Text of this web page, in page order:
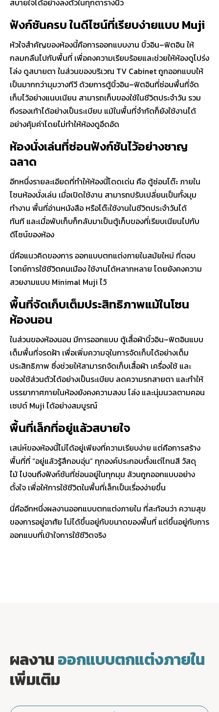
สบายใจได้อย่างลงตัวในทุกตารางนิ้ว
ฟังก์ชันครบ ในดีไซน์ที่เรียบง่ายแบบ Muji
หัวใจสำคัญของห้องนี้คือการออกแบบงาน บิ้วอิน–ฟิตอิน ให้
กลมกลืนไปกับพื้นที่ เพื่อคงความเรียบร้อยและช่วยให้ห้องดูโปร่ง
โล่ง ดูสบายตา ในส่วนของบริเวณ TV Cabinetถูกออกแบบให้
เป็นมากกว่ามุมวางทีวี ด้วยการตู้บิ้วอิน–ฟิตอินที่ซ่อนพื้นที่จัด
เก็บไว้อย่างแนบเนียน สามารถเก็บของใช้ในชีวิตประจำวัน รวม
ถึงรองเท้าได้อย่างเป็นระเบียบ แม้ในพื้นที่จำกัดก็ยังใช้งานได้
อย่างคุ้มค่าโดยไม่ทำให้ห้องดูอึดอัด
ห้องนั่งเล่นที่ซ่อนฟังก์ชันไว้อย่างชาญ
ฉลาด
อีกหนึ่งรายละเอียดที่ทำให้ห้องนี้โดดเด่น คือ ตู้ซ่อนโต๊ะ ภายใน
โซนห้องนั่งเล่น เมื่อเปิดใช้งาน สามารถปรับเปลี่ยนเป็นทั้งมุม
ทำงาน พื้นที่อ่านหนังสือ หรือโต๊ะใช้งานในชีวิตประจำวันได้
ทันที และเมื่อพับเก็บก็กลับมาเป็นตู้เก็บของที่เรียบเนียนไปกับ
ดีไซน์ของห้อง
นี่คือแนวคิดของการ ออกแบบตกแต่งภายในสมัยใหม่ ที่ตอบ
โจทย์การใช้ชีวิตคนเมือง ใช้งานได้หลากหลาย โดยยังคงความ
สวยงามแบบ Minimal Muji ไว้
พื้นที่จัดเก็บเต็มประสิทธิภาพแม้ในโซน
ห้องนอน
ในส่วนของห้องนอน มีการออกแบบ ตู้เสื้อผ้าบิ้วอิน–ฟิตอินแบบ
เต็มพื้นที่จรดฝ้า เพื่อเพิ่มความจุในการจัดเก็บได้อย่างเต็ม
ประสิทธิภาพ ซึ่งช่วยให้สามารถจัดเก็บเสื้อผ้า เครื่องใช้ และ
ของใช้ส่วนตัวได้อย่างเป็นระเบียบ ลดความรกสายตา และทำให้
บรรยากาศภายในห้องยังคงความสงบ โล่ง และนุ่มนวลตามคอน
เซปต์ Muji ได้อย่างสมบูรณ์
พื้นที่เล็กที่อยู่แล้วสบายใจ
เสน่ห์ของห้องนี้ไม่ได้อยู่เพียงที่ความเรียบง่าย แต่คือการสร้าง
พื้นที่ที่ “อยู่แล้วรู้สึกอบอุ่น” ทุกองค์ประกอบตั้งแต่โทนสี วัสดุ
ไม้ ไปจนถึงฟังก์ชันที่ซ่อนอยู่ในทุกมุม ล้วนถูกออกแบบอย่าง
ตั้งใจ เพื่อให้การใช้ชีวิตในพื้นที่เล็กเป็นเรื่องง่ายขึ้น
นี่คืออีกหนึ่งผลงานออกแบบตกแต่งภายใน ที่สะท้อนว่า ความสุข
ของการอยู่อาศัย ไม่ได้ขึ้นอยู่กับขนาดของพื้นที่ แต่ขึ้นอยู่กับการ
ออกแบบที่เข้าใจการใช้ชีวิตจริง
ผลงานออกแบบตกแต่งภายใน
เพิ่มเติม